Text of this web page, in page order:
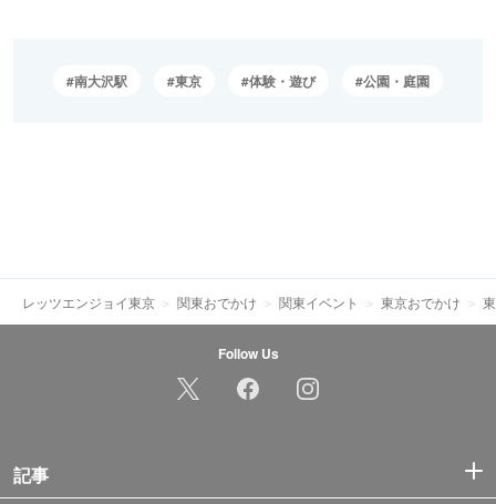
南大沢駅 東京 体験・遊び 公園・庭園
レッツエンジョイ東京 関東おでかけ 関東イベント 東京おでかけ
Follow Us
記事